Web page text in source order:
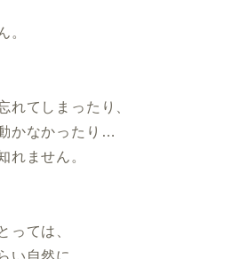
。
れてしまったり、
かなかったり…
れません。
っては、